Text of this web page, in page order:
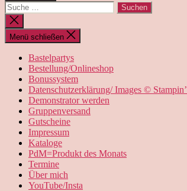
Suche
nach:
Suche
schließen
Menü schließen
Bastelpartys
Bestellung/Onlineshop
Bonussystem
Datenschutzerklärung/ Images ©
Demonstrator werden
Gruppenversand
Gutscheine
Impressum
Kataloge
PdM=Produkt des Monats
Termine
Über mich
YouTube/Insta